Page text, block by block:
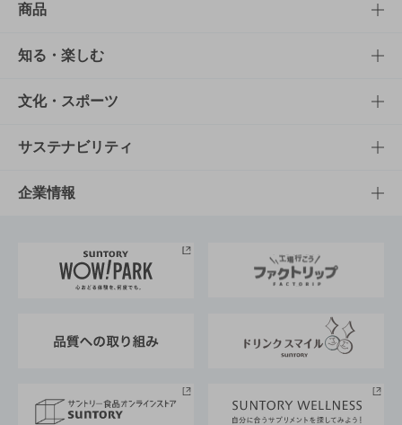
商品
商品TOP
商品一覧
商品発売情報
栄養成分一覧
知る・楽しむ
知る・楽しむTOP
キャンペーン
工場見学
地域情報
文化・スポーツ
文化・スポーツTOP
サントリーホール
サントリーサンバーズ大阪
サステナビリティ
サステナビリティTOP
サントリーが考えるサステナビリティ経営
企業情報
企業概要
採用情報